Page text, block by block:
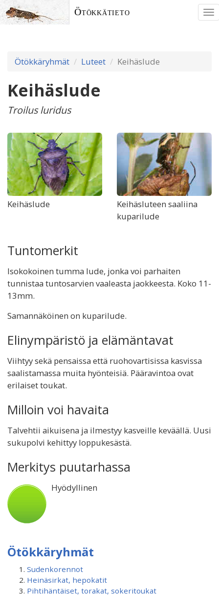
Ötökkätieto
Ötökkäryhmät Luteet Keihäslude
Keihäslude
Troilus luridus
Keihäslude
Keihäsluteen saaliina
kuparilude
Tuntomerkit
Isokokoinen tumma lude, jonka voi parhaiten
tunnistaa tuntosarvien vaaleasta jaokkeesta. Koko 11-
13mm.
Samannäköinen on kuparilude.
Elinympäristö ja elämäntavat
Viihtyy sekä pensaissa että ruohovartisissa kasvissa
saalistamassa muita hyönteisiä. Pääravintoa ovat
erilaiset toukat.
Milloin voi havaita
Talvehtii aikuisena ja ilmestyy kasveille keväällä. Uusi
sukupolvi kehittyy loppukesästä.
Merkitys puutarhassa
Hyödyllinen
Ötökkäryhmät
Sudenkorennot
Heinäsirkat, hepokatit
Pihtihäntäiset, torakat, sokeritoukat